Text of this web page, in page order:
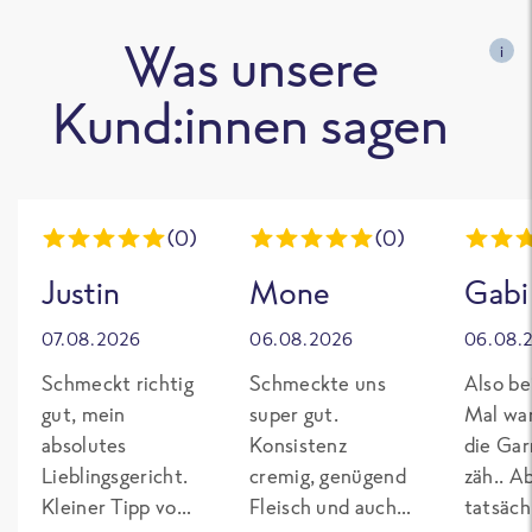
Was unsere
Kund:innen sagen
i
(0)
Justin
07.08.2026
Schmeckt richtig
gut, mein
absolutes
Lieblingsgericht.
Kleiner Tipp von
(0)
Mone
06.08.2026
Schmeckte uns
super gut.
Konsistenz
cremig, genügend
Fleisch und auch
Gabi
Also
Mal
die
zäh..